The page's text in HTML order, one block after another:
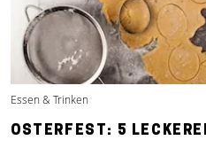
Essen & Trinken
OSTERFEST: 5